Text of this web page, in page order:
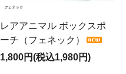
レアアニマル ボックスポ
ーチ（フェネック）
1,800円(税込1,980円)